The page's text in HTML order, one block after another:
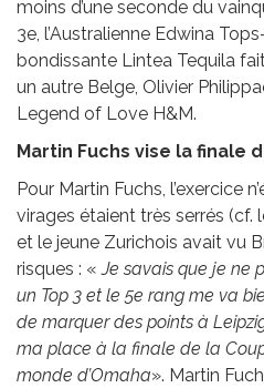
moins d’une seconde du
3e, l’Australienne Edwina
bondissante Lintea Tequila
un autre Belge, Olivier
Legend of Love H&M.
Martin Fuchs vise la finale
Pour Martin Fuchs, l’exercice
virages étaient très serrés (cf.
et le jeune Zurichois avait vu
risques : « Je savais que je ne
un Top 3 et le 5e rang me va
de marquer des points à
ma place à la finale de la
monde d’Omaha». Martin